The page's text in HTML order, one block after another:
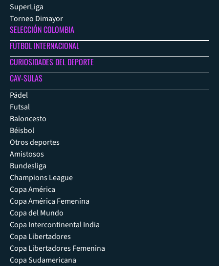
SuperLiga
Torneo Dimayor
SELECCIÓN COLOMBIA
FÚTBOL INTERNACIONAL
CURIOSIDADES DEL DEPORTE
CAV-SULAS
Pádel
Futsal
Baloncesto
Béisbol
Otros deportes
Amistosos
Bundesliga
Champions League
Copa América
Copa América Femenina
Copa del Mundo
Copa Intercontinental India
Copa Libertadores
Copa Libertadores Femenina
Copa Sudamericana